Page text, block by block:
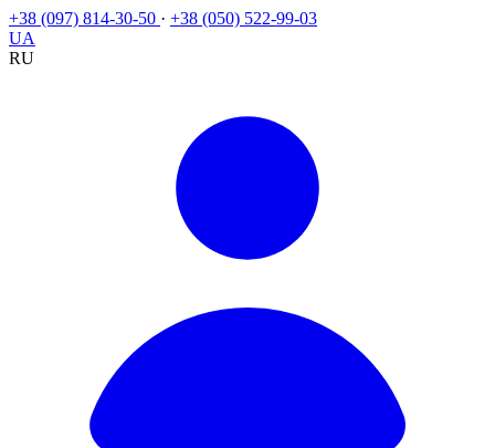
+38 (097) 814-30-50 · +38 (050) 522-99-03
UA
RU